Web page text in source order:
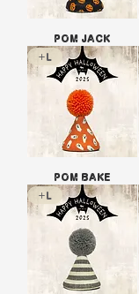
POM JACK
+L
POM BAKE
+L